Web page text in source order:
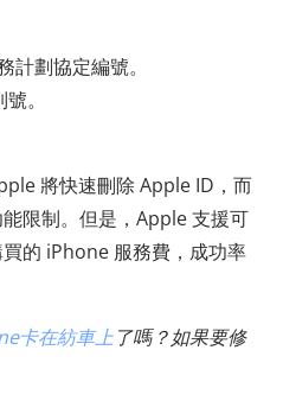
劃協定編號。
。
將快速刪除 Apple ID，而
限制。但是，Apple 支援可
的 iPhone 服務費，成功率
卡在紡車上了嗎？如果要修